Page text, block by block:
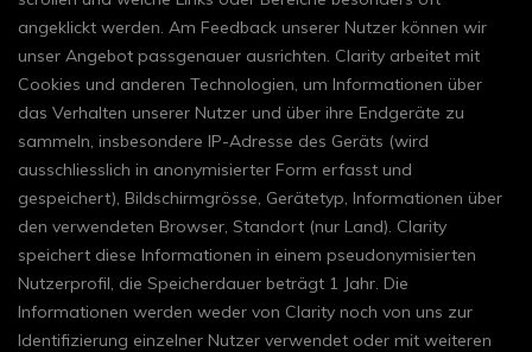
angeklickt werden. Am Feedback unserer Nutzer können wir
unser Angebot passgenauer ausrichten. Clarity arbeitet mit
Cookies und anderen Technologien, um Informationen über
das Verhalten unserer Nutzer und über ihre Endgeräte zu
sammeln, insbesondere IP-Adresse des Geräts (wird
ausschliesslich in anonymisierter Form erfasst und
gespeichert), Bildschirmgrösse, Gerätetyp, Informationen über
den verwendeten Browser, Standort (nur Land). Clarity
speichert diese Informationen in einem pseudonymisierten
Nutzerprofil, die Speicherdauer beträgt 1 Jahr. Die
Informationen werden weder von Clarity noch von uns zur
Identifizierung einzelner Nutzer verwendet oder mit weiteren